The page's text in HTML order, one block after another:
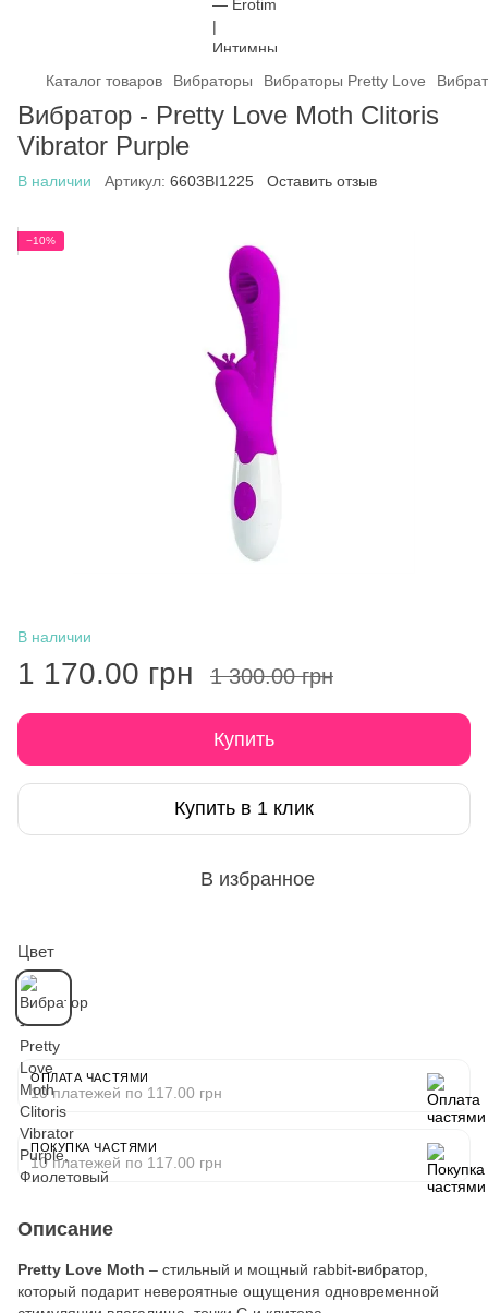
Каталог товаров Вибраторы Вибраторы Pretty Love
Вибратор - Pretty Love Moth Clitoris
Vibrator Purple
В наличии Артикул: 6603BI1225 Оставить отзыв
−10%
В наличии
1 170.00 грн 1 300.00 грн
Купить
Купить в 1 клик
В избранное
Цвет
ОПЛАТА ЧАСТЯМИ
10 платежей по 117.00 грн
ПОКУПКА ЧАСТЯМИ
10 платежей по 117.00 грн
Описание
Pretty Love Moth – стильный и мощный rabbit-вибратор,
который подарит невероятные ощущения одновременной